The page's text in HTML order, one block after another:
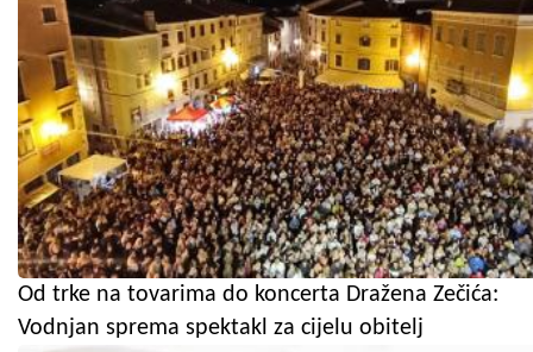
Od trke na tovarima do koncerta Dražena Zečića:
Vodnjan sprema spektakl za cijelu obitelj